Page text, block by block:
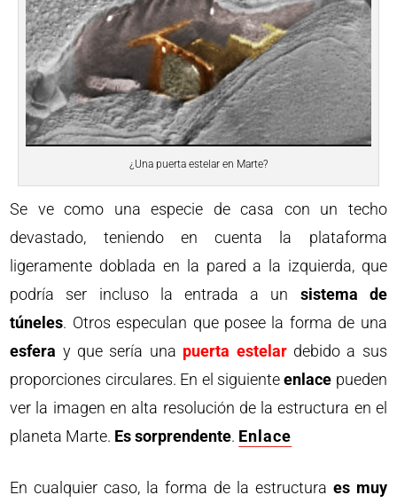
¿Una puerta estelar en Marte?
Se ve como una especie de casa con un techo
devastado, teniendo en cuenta la plataforma
ligeramente doblada en la pared a la izquierda, que
podría ser incluso la entrada a un sistema de
túneles. Otros especulan que posee la forma de una
esfera y que sería una puerta estelardebido a sus
proporciones circulares. En el siguienteenlace pueden
ver la imagen en alta resolución de la estructura en el
planeta Marte. Es sorprendente. Enlace
En cualquier caso, la forma de la estructura es muy